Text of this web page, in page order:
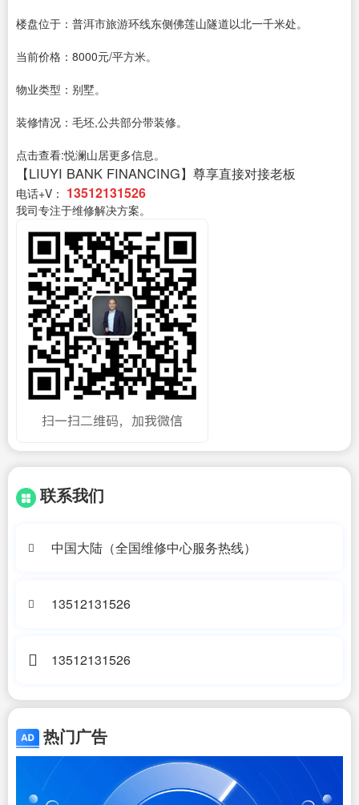
楼盘位于：普洱市旅游环线东侧佛莲山隧道以北一千米处。
当前价格：8000元/平方米。
物业类型：别墅。
装修情况：毛坯,公共部分带装修。
点击查看:悦澜山居更多信息。
【LIUYI BANK FINANCING】尊享直接对接老板
电话+V： 13512131526
我司专注于维修解决方案。
联系我们
中国大陆（全国维修中心服务热线）
13512131526
13512131526
热门广告